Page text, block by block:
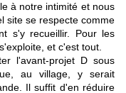
à notre intimité et nous
site se respecte comme
s'y recueillir. Pour les
et c'est tout.
l'avant-projet D sous
au village, y serait
Il suffit d'en réduire